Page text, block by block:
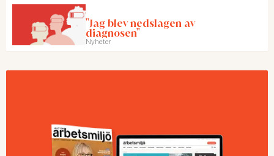
"Jag blev nedslagen av
diagnosen"
Nyheter